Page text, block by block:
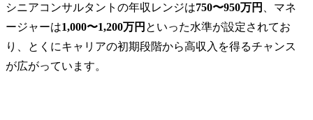
シニアコンサルタントの年収レンジは750〜950万円
、マネ
ージャーは1,000〜1,200万円 といった水準が設定されてお
り、とくにキャリアの初期段階から高収入を得るチャンス
が広がっています。